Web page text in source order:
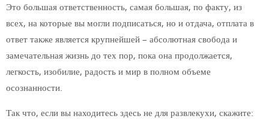
Это большая ответственность, самая большая, по факту, из
всех, на которые вы могли подписаться, но и отдача, отплата в
ответ также является крупнейшей – абсолютная свобода и
замечательная жизнь до тех пор, пока она продолжается,
легкость, изобилие, радость и мир в полном объеме
осознанности.
Так что, если вы находитесь здесь не для развлекухи, скажите: